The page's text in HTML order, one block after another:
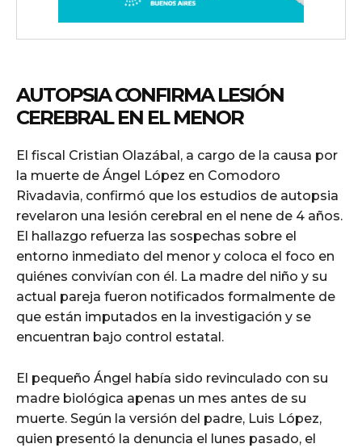
AUTOPSIA CONFIRMA LESIÓN
CEREBRAL EN EL MENOR
El fiscal Cristian Olazábal, a cargo de la causa por
la muerte de Ángel López en Comodoro
Rivadavia, confirmó que los estudios de autopsia
revelaron una lesión cerebral en el nene de 4 años.
El hallazgo refuerza las sospechas sobre el
entorno inmediato del menor y coloca el foco en
quiénes convivían con él. La madre del niño y su
actual pareja fueron notificados formalmente de
que están imputados en la investigación y se
encuentran bajo control estatal.
El pequeño Ángel había sido revinculado con su
madre biológica apenas un mes antes de su
muerte. Según la versión del padre, Luis López,
quien presentó la denuncia el lunes pasado, el